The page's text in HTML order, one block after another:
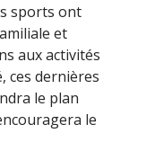
sports ont
et
aux activités
ces dernières
le plan
le